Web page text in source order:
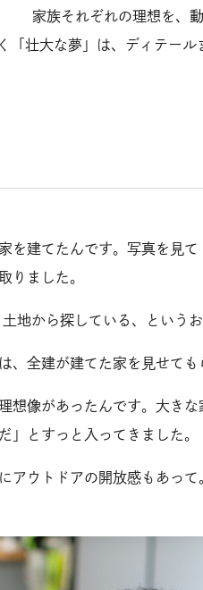
家族それぞれの理想を、
「壮大な夢」は、ディテール
を建てたんです。写真を見
りました。
地から探している、というお
、全建が建てた家を見せても
想像があったんです。大き
」とすっと入ってきました。
アウトドアの開放感もあって